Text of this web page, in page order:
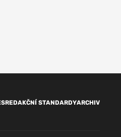
REDAKČNÍ STANDARDYARCHIV